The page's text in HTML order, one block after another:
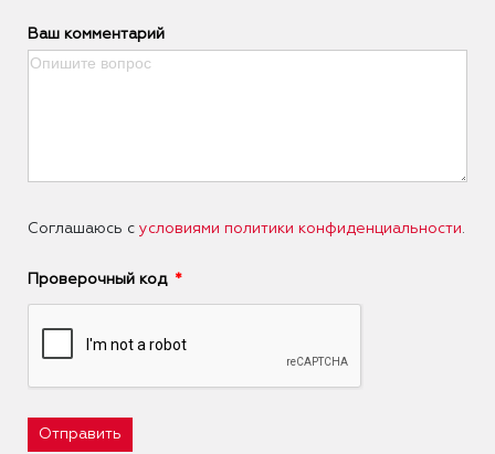
Ваш комментарий
Соглашаюсь с условиями политики конфиденциальности.
Проверочный код
Отправить